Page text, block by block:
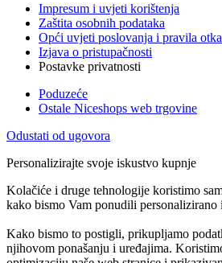
Impresum i uvjeti korištenja
Zaštita osobnih podataka
Opći uvjeti poslovanja i pravila
Izjava o pristupačnosti
Postavke privatnosti
Poduzeće
Ostale Niceshops web trgovine
Odustati od ugovora
Personalizirajte svoje iskustvo kupnje
Kolačiće i druge tehnologije koristimo
kako bismo Vam ponudili personalizirano
Kako bismo to postigli, prikupljamo
njihovom ponašanju i uređajima.